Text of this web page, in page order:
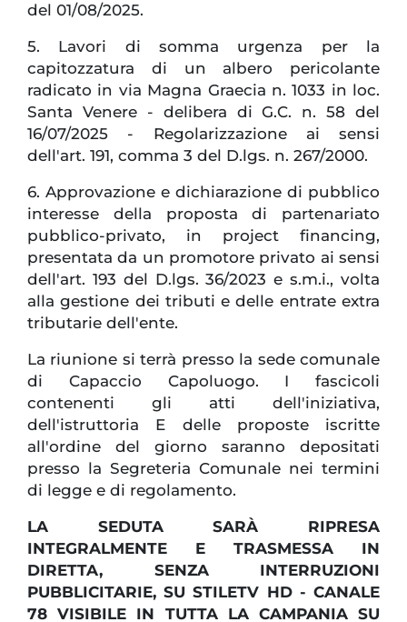
del 01/08/2025.
5. Lavori di somma urgenza per la
capitozzatura di un albero pericolante
radicato in via Magna Graecia n. 1033 in loc.
Santa Venere - delibera di G.C. n. 58 del
16/07/2025 - Regolarizzazione ai sensi
dell'art. 191, comma 3 del D.lgs. n. 267/2000.
6. Approvazione e dichiarazione di pubblico
interesse della proposta di partenariato
pubblico-privato, in project financing,
presentata da un promotore privato ai sensi
dell'art. 193 del D.lgs. 36/2023 e s.m.i., volta
alla gestione dei tributi e delle entrate extra
tributarie dell'ente.
La riunione si terrà presso la sede comunale
di Capaccio Capoluogo. I fascicoli
contenenti gli atti dell'iniziativa,
dell'istruttoria E delle proposte iscritte
all'ordine del giorno saranno depositati
presso la Segreteria Comunale nei termini
di legge e di regolamento.
LA SEDUTA SARÀ RIPRESA
INTEGRALMENTE E TRASMESSA IN
DIRETTA, SENZA INTERRUZIONI
PUBBLICITARIE, SU STILETV HD - CANALE
78 VISIBILE IN TUTTA LA CAMPANIA SU